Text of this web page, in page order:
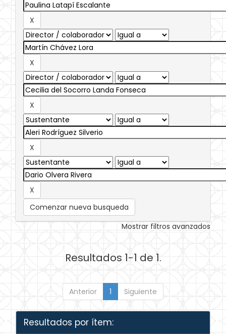
Comenzar nueva busqueda
Mostrar filtros avanzados
Resultados 1-1 de 1.
Anterior 1 Siguiente
Resultados por ítem: